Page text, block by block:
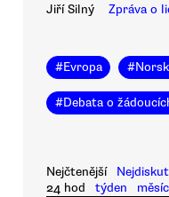
Jiří Silný Zpráva o
#Evropa #
#Debata o
Nejčtenější
24 hod
týden měsíc